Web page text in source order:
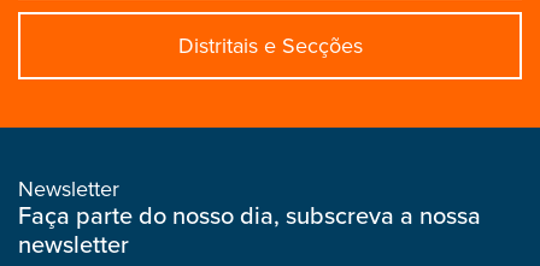
Distritais e Secções
Newsletter
Faça parte do nosso dia, subscreva a nossa
newsletter